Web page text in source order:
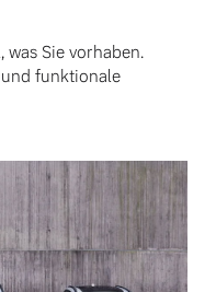
was Sie vorhaben.
und funktionale